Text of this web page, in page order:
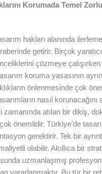
Korumada Temel
hakları alanında
getirir. Birçok
çözmeye
koruma yasasının
önlenmesinde çok
nasıl korunacağını
zamanında atılan bir dikiş,
önemlidir. Türkiye’de
gerektirir. Tek bir
olabilir. Akıllıca bir
uzmanlaşmış